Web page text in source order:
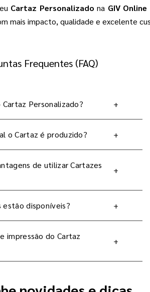
Cartaz Personalizado na GIV Online
mais impacto, qualidade e excelente
Frequentes (FAQ)
Personalizado? +
o Cartaz é produzido? +
de utilizar Cartazes
+
estão disponíveis? +
impressão do Cartaz
+